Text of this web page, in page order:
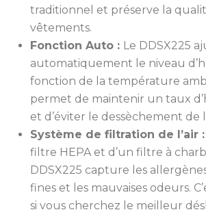
traditionnel et préserve la
vêtements.
Fonction Auto : Le DDSX225
automatiquement le niveau
fonction de la température
permet de maintenir un taux
et d’éviter le dessèchement de
Système de filtration de l’air :
filtre HEPA et d’un filtre à
DDSX225 capture les
fines et les mauvaises odeurs.
si vous cherchez le meilleur